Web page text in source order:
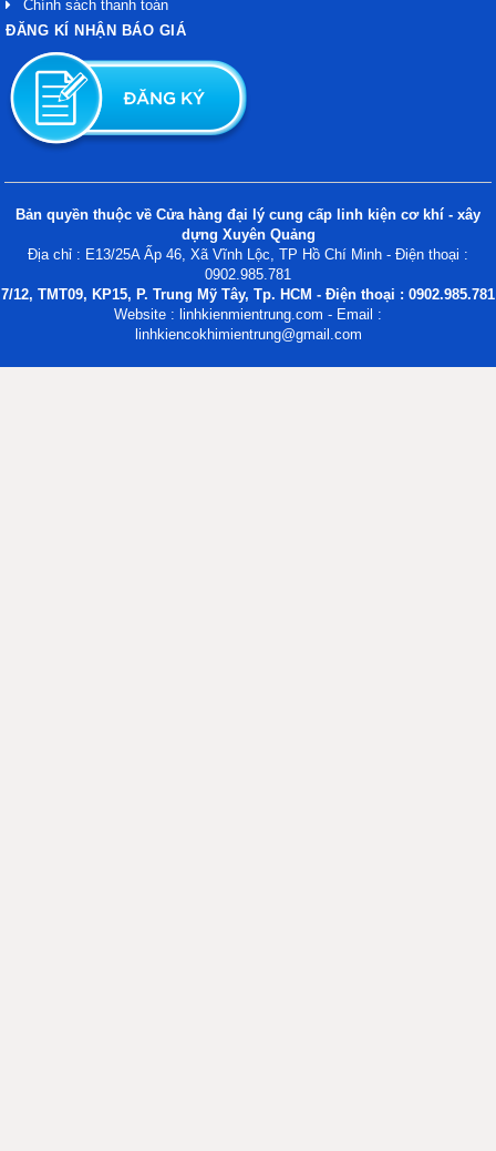
Chính sách thanh toán
ĐĂNG KÍ NHẬN BÁO GIÁ
Bản quyền thuộc về Cửa hàng đại lý cung cấp linh kiện cơ khí - xây
dựng Xuyên Quảng
Địa chỉ : E13/25A Ấp 46, Xã Vĩnh Lộc, TP Hồ Chí Minh - Điện thoại :
0902.985.781
7/12, TMT09, KP15, P. Trung Mỹ Tây, Tp. HCM - Điện thoại : 0902.985.781
Website : linhkienmientrung.com - Email :
linhkiencokhimientrung@gmail.com